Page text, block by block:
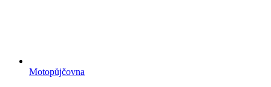
Motopůjčovna